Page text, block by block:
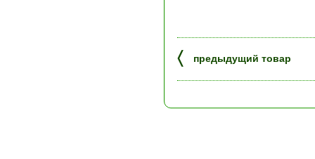
〈 предыдущий товар